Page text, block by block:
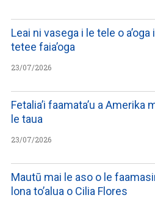
Leai ni vasega i le tele o
tetee faia’oga
23/07/2026
Fetalia’i faamata’u a Amerika
le taua
23/07/2026
Mautū mai le aso o le
lona to’alua o Cilia Flores